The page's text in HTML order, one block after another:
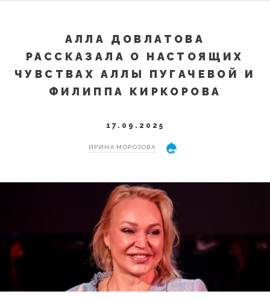
АЛЛА ДОВЛАТОВА
РАССКАЗАЛА О НАСТОЯЩИХ
ЧУВСТВАХ АЛЛЫ ПУГАЧЕВОЙ И
ФИЛИППА КИРКОРОВА
17.09.2025
ИРИНА МОРОЗОВА